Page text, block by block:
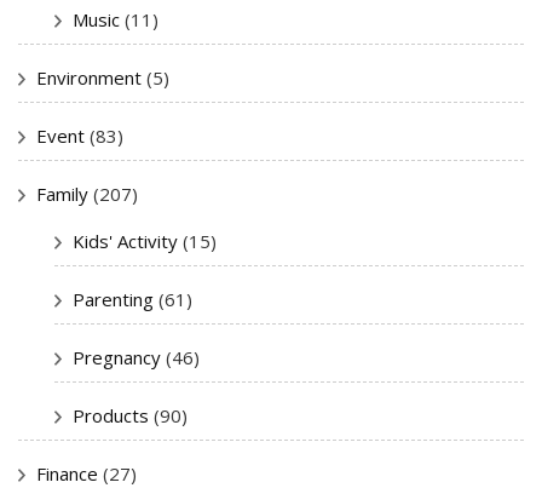
Music (11)
Environment (5)
Event (83)
Family (207)
Kids' Activity (15)
Parenting (61)
Pregnancy (46)
Products (90)
Finance (27)